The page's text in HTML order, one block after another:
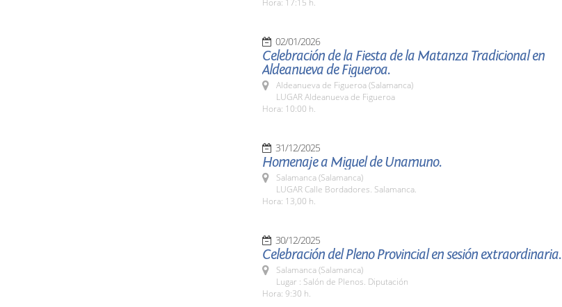
Hora: 17:15 h.
02/01/2026
Celebración de la Fiesta de la Matanza Tradicional en
Aldeanueva de Figueroa.
Aldeanueva de Figueroa (Salamanca)
LUGAR Aldeanueva de Figueroa
Hora: 10:00 h.
31/12/2025
Homenaje a Miguel de Unamuno.
Salamanca (Salamanca)
LUGAR Calle Bordadores. Salamanca.
Hora: 13,00 h.
30/12/2025
Celebración del Pleno Provincial en sesión extraordinaria.
Salamanca (Salamanca)
Lugar : Salón de Plenos. Diputación
Hora: 9:30 h.